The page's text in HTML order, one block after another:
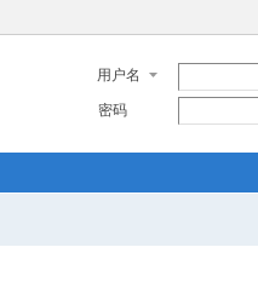
用户名
密码